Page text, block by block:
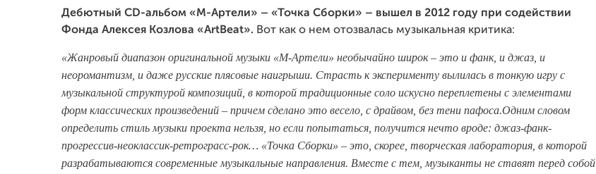
Дебютный СD-альбом «М-Артели» – «Точка Сборки» – вышел в 2012 году при содействии
Фонда Алексея Козлова «АrtВеаt». Вот как о нем отозвалась музыкальная критика:
«Жанровый диапазон оригинальной музыки «М-Артели» необычайно широк – это и фанк, и джаз, и
неоромантизм, и даже русские плясовые наигрыши. Страсть к эксперименту вылилась в тонкую игру с
музыкальной структурой композиций, в которой традиционные соло искусно переплетены с элементами
форм классических произведений – причем сделано это весело, с драйвом, без тени пафоса.Одним словом
определить стиль музыки проекта нельзя, но если попытаться, получится нечто вроде: джаз-фанк-
прогрессив-неоклассик-ретрограсс-рок… «Точка Сборки» – это, скорее, творческая лаборатория, в которой
разрабатываются современные музыкальные направления. Вместе с тем, музыканты не ставят перед собой